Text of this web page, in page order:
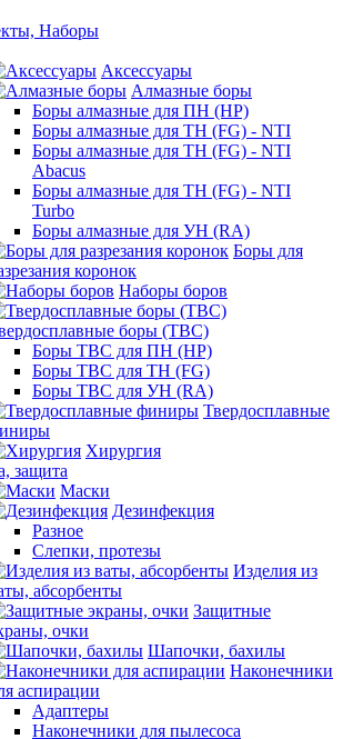
Наборы
Аксессуары
Алмазные боры
Боры алмазные для ПН (HP)
Боры алмазные для ТН (FG) - NTI
Боры алмазные для ТН (FG) - NTI
Abacus
Боры алмазные для ТН (FG) - NTI
Turbo
Боры алмазные для УН (RA)
Боры для
коронок
Наборы боров
боры (ТВС)
Боры ТВС для ПН (HP)
Боры ТВС для ТН (FG)
Боры ТВС для УН (RA)
Твердосплавные
Хирургия
защита
Маски
Дезинфекция
Разное
Слепки, протезы
Изделия из
абсорбенты
Защитные
очки
Шапочки, бахилы
Наконечники
аспирации
Адаптеры
Наконечники для пылесоса